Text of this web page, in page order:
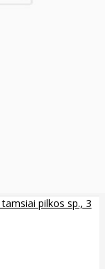
pilkos sp., 3